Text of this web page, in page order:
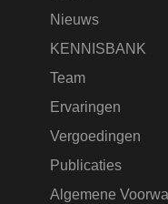
Nieuws
KENNISBANK
Team
Ervaringen
Vergoedingen
Publicaties
Algemene